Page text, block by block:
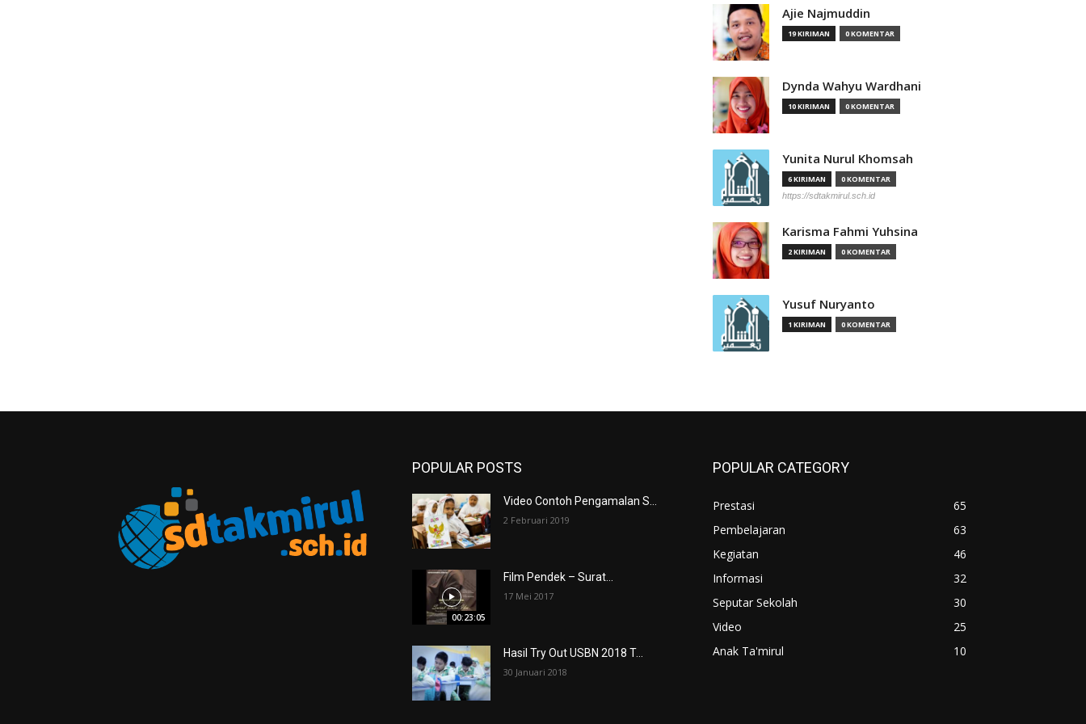
Ajie Najmuddin
19 KIRIMAN 0 KOMENTAR
Dynda Wahyu Wardhani
10 KIRIMAN 0 KOMENTAR
Yunita Nurul Khomsah
6 KIRIMAN 0 KOMENTAR
https://sdtakmirul.sch.id
Karisma Fahmi Yuhsina
2 KIRIMAN 0 KOMENTAR
Yusuf Nuryanto
1 KIRIMAN 0 KOMENTAR
POPULAR POSTS
Video Contoh Pengamalan S...
2 Februari 2019
00:23:05
Film Pendek – Surat...
17 Mei 2017
Hasil Try Out USBN 2018 T...
30 Januari 2018
POPULAR CATEGORY
Prestasi
65
Pembelajaran
63
Kegiatan
46
Informasi
32
Seputar Sekolah
30
Video
25
Anak Ta'mirul
10